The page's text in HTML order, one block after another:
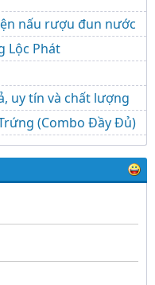
nấu rượu đun nước
Lộc Phát
uy tín và chất lượng
(Combo Đầy Đủ)